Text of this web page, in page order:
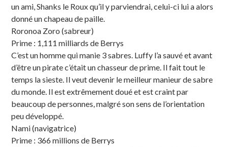
un ami, Shanks le Roux qu’il y parviendrai, celui-ci lui a alors
donné un chapeau de paille.
Roronoa Zoro (sabreur)
Prime : 1,111 milliards de Berrys
C’est un homme qui manie 3 sabres. Luffy l’a sauvé et avant
d’être un pirate c’était un chasseur de prime. Il fait tout le
temps la sieste. Il veut devenir le meilleur manieur de sabre
du monde. Il est extrêmement doué et est craint par
beaucoup de personnes, malgré son sens de l’orientation
peu développé.
Nami (navigatrice)
Prime : 366 millions de Berrys